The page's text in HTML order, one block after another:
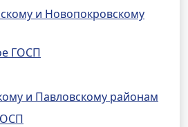
и Новопокровскому
ГОСП
и Павловскому районам